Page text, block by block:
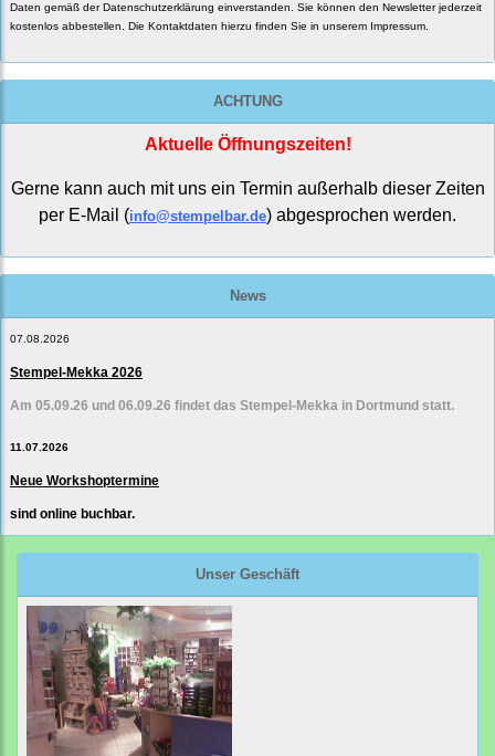
Daten gemäß der Datenschutzerklärung einverstanden. Sie können den Newsletter jederzeit
kostenlos abbestellen. Die Kontaktdaten hierzu finden Sie in unserem Impressum.
ACHTUNG
Aktuelle Öffnungszeiten!
Gerne kann auch mit uns ein Termin außerhalb dieser Zeiten
per E-Mail (info@stempelbar.de) abgesprochen werden.
News
07.08.2026
Stempel-Mekka 2026
Am 05.09.26 und 06.09.26 findet das Stempel-Mekka in Dortmund statt.
11.07.2026
Neue Workshoptermine
sind online buchbar.
Unser Geschäft